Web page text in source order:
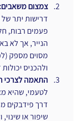
צמצום משאבים:
דרישות יתר
פעמים רבות,
הנייר, אך לא
מסוים מספק
ולהכניס
התאמה לצרכי
לטעמי, שהיא
דרך פידבקים
שיפור או